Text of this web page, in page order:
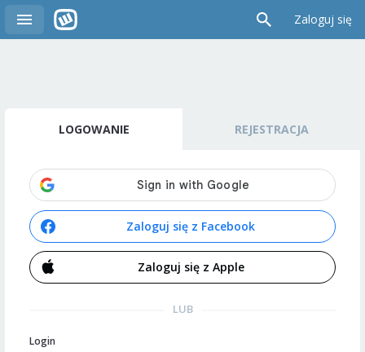
Zaloguj się
LOGOWANIE REJESTRACJA
Zaloguj się z Facebook
Zaloguj się z Apple
LUB
Login